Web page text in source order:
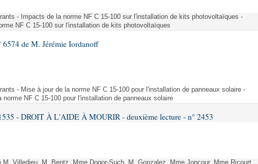
- Impacts de la norme NF C 15-100 sur l'installation de kits photovoltaïques -
NF C 15-100 sur l'installation de kits photovoltaïques
6574 de M. Jérémie Iordanoff
- Mise à jour de la norme NF C 15-100 pour l'installation de panneaux solaire -
norme NF C 15-100 pour l'installation de panneaux solaire
- DROIT À L'AIDE À MOURIR - deuxième lecture - n° 2453
M. Villedieu, M. Bentz, Mme Dogor-Such, M. Gonzalez, Mme Joncour, Mme Ricourt